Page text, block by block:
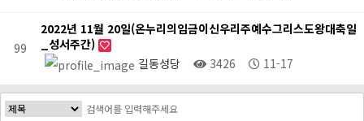
99
2022년 11월 20일(온누리의임금이신우리주예수그리스도왕대축일
_성서주간)
길동성당
3426 11-17